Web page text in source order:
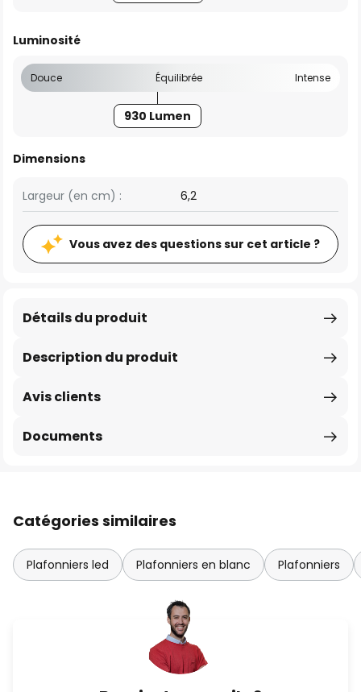
Luminosité
Douce Équilibrée Intense
930 Lumen
Dimensions
Largeur (en cm) : 6,2
Vous avez des questions sur cet article ?
Description du produit
Détails du produit
Avis clients
Documents
Catégories similaires
Plafonniers led Plafonniers en blanc Plafonniers